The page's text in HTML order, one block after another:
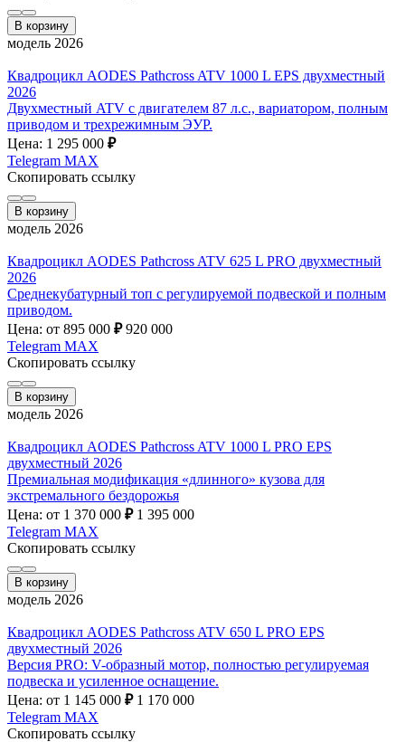
В корзину
модель 2026
Квадроцикл AODES Pathcross ATV 1000 L EPS двухместный
2026
Двухместный ATV с двигателем 87 л.с., вариатором, полным
приводом и трехрежимным ЭУР.
Цена: 1 295 000 ₽
Telegram MAX
Скопировать ссылку
В корзину
модель 2026
Квадроцикл AODES Pathcross ATV 625 L PRO двухместный
2026
Среднекубатурный топ с регулируемой подвеской и полным
приводом.
Цена: от 895 000 ₽ 920 000
Telegram MAX
Скопировать ссылку
В корзину
модель 2026
Квадроцикл AODES Pathcross ATV 1000 L PRO EPS
двухместный 2026
Премиальная модификация «длинного» кузова для
экстремального бездорожья
Цена: от 1 370 000 ₽ 1 395 000
Telegram MAX
Скопировать ссылку
В корзину
модель 2026
Квадроцикл AODES Pathcross ATV 650 L PRO EPS
двухместный 2026
Версия PRO: V-образный мотор, полностью регулируемая
подвеска и усиленное оснащение.
Цена: от 1 145 000 ₽ 1 170 000
Telegram MAX
Скопировать ссылку